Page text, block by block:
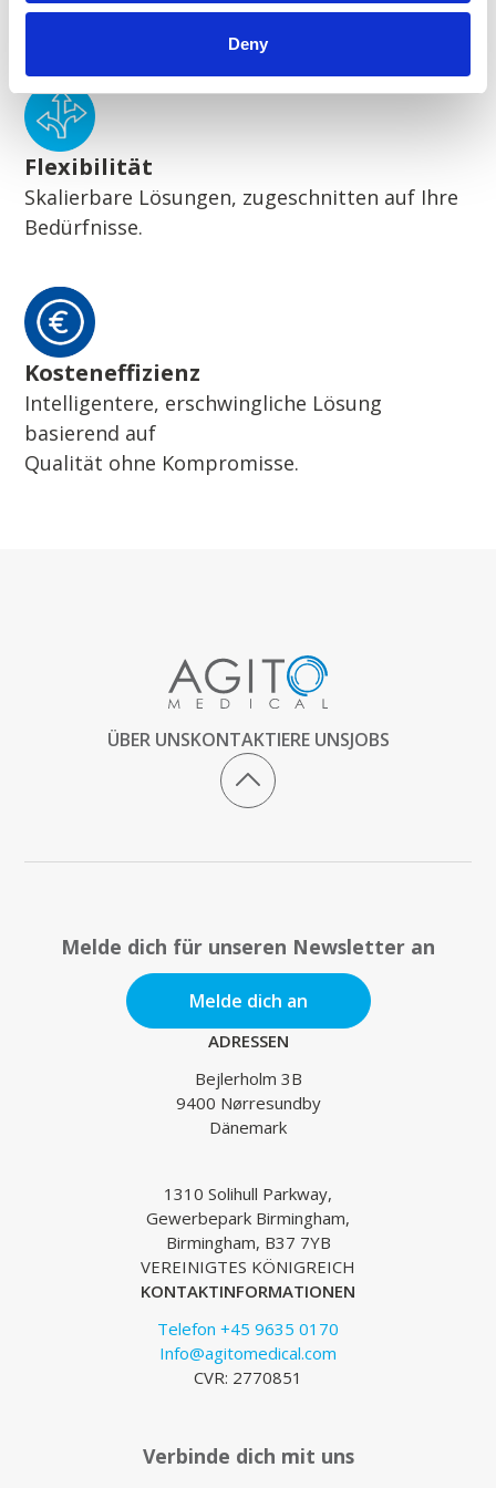
Deny
Wegweisende nachhaltige Lösungen
Flexibilität
Skalierbare Lösungen, zugeschnitten auf Ihre
Bedürfnisse.
Kosteneffizienz
Intelligentere, erschwingliche Lösung
basierend auf
Qualität ohne Kompromisse.
ÜBER UNSKONTAKTIERE UNSJOBS
Melde dich für unseren Newsletter an
Melde dich an
ADRESSEN
Bejlerholm 3B
9400 Nørresundby
Dänemark
1310 Solihull Parkway,
Gewerbepark Birmingham,
Birmingham, B37 7YB
VEREINIGTES KÖNIGREICH
KONTAKTINFORMATIONEN
Telefon +45 9635 0170
Info@agitomedical.com
CVR: 2770851
Verbinde dich mit uns